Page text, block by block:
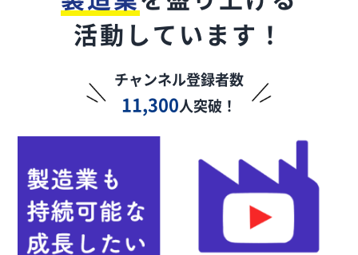
活動しています！
チャンネル登録者数
11,300人突破！